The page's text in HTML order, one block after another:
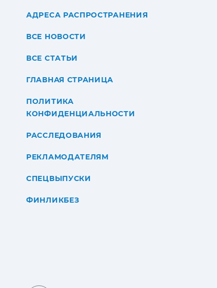
АДРЕСА РАСПРОСТРАНЕНИЯ
ВСЕ НОВОСТИ
ВСЕ СТАТЬИ
ГЛАВНАЯ СТРАНИЦА
ПОЛИТИКА
КОНФИДЕНЦИАЛЬНОСТИ
РАССЛЕДОВАНИЯ
РЕКЛАМОДАТЕЛЯМ
СПЕЦВЫПУСКИ
ФИНЛИКБЕЗ